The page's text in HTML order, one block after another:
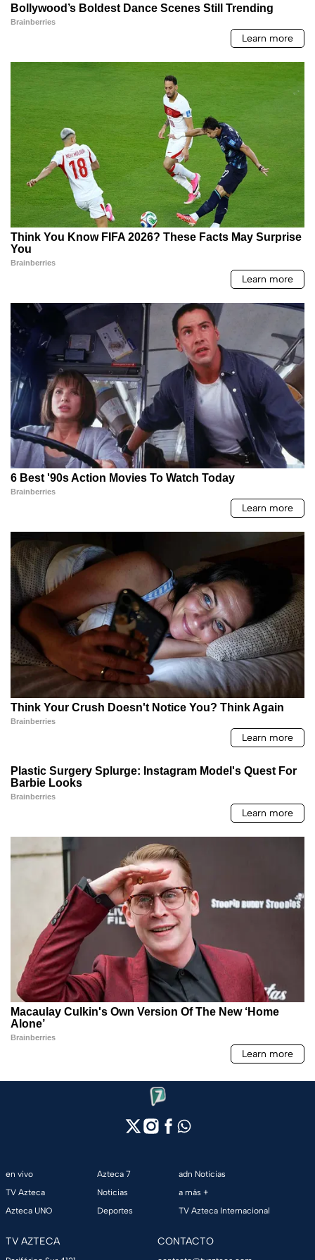
en vivo
TV Azteca
Azteca UNO
Azteca 7
Noticias
Deportes
adn Noticias
a más +
TV Azteca Internacional
TV AZTECA CONTACTO